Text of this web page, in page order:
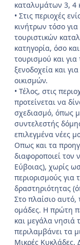
καταλυμάτων 3, 4
• Στις περιοχές
κινήτρων τόσο
τουριστικών
κατηγορία, όσο
τουρισμού και
ξενοδοχεία και
οικισμών.
• Τέλος, στις
προτείνεται να
σχεδιασμό, όπως
συντελεστής
επιλεγμένα νέες
Οπως και τα
διαφοροποιεί τον
Εύβοιας), χωρίς
περιορισμούς για
δραστηριότητας
Στο πλαίσιο αυτό,
ομάδες. Η πρώτη
και μεγάλα νησιά
περιλαμβάνει τα
Μικρές Κυκλάδες,